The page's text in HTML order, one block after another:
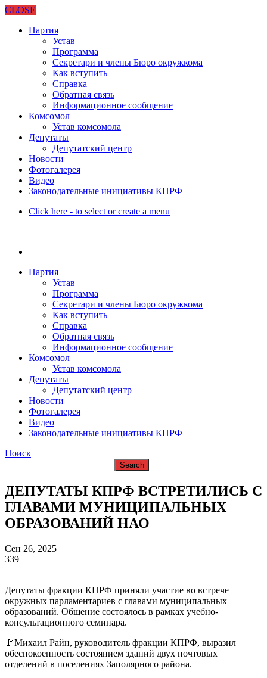
CLOSE
Партия
Устав
Программа
Секретари и члены Бюро окружкома
Как вступить
Справка
Обратная связь
Информационное сообщение
Комсомол
Устав комсомола
Депутаты
Депутатский центр
Новости
Фотогалерея
Видео
Законодательные инициативы КПРФ
Click here - to select or create a menu
Партия
Устав
Программа
Секретари и члены Бюро окружкома
Как вступить
Справка
Обратная связь
Информационное сообщение
Комсомол
Устав комсомола
Депутаты
Депутатский центр
Новости
Фотогалерея
Видео
Законодательные инициативы КПРФ
Поиск
ДЕПУТАТЫ КПРФ ВСТРЕТИЛИСЬ С
ГЛАВАМИ МУНИЦИПАЛЬНЫХ
ОБРАЗОВАНИЙ НАО
Сен 26, 2025
339
Депутаты фракции КПРФ приняли участие во встрече
окружных парламентариев с главами муниципальных
образований. Общение состоялось в рамках учебно-
консультационного семинара.
🚩Михаил Райн, руководитель фракции КПРФ, выразил
обеспокоенность состоянием зданий двух почтовых
отделений в поселениях Заполярного района.